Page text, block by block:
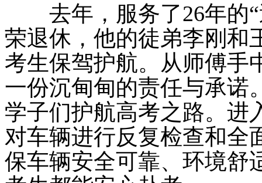
去年，服务了26年的“
荣退休，他的徒弟李刚和
考生保驾护航。从师傅手
一份沉甸甸的责任与承诺
学子们护航高考之路。进
对车辆进行反复检查和全
保车辆安全可靠、环境舒